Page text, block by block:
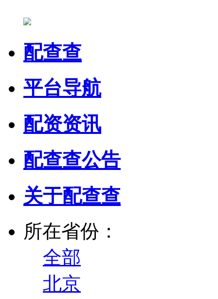
配查查
平台导航
配资资讯
配查查公告
关于配查查
所在省份：
全部
北京